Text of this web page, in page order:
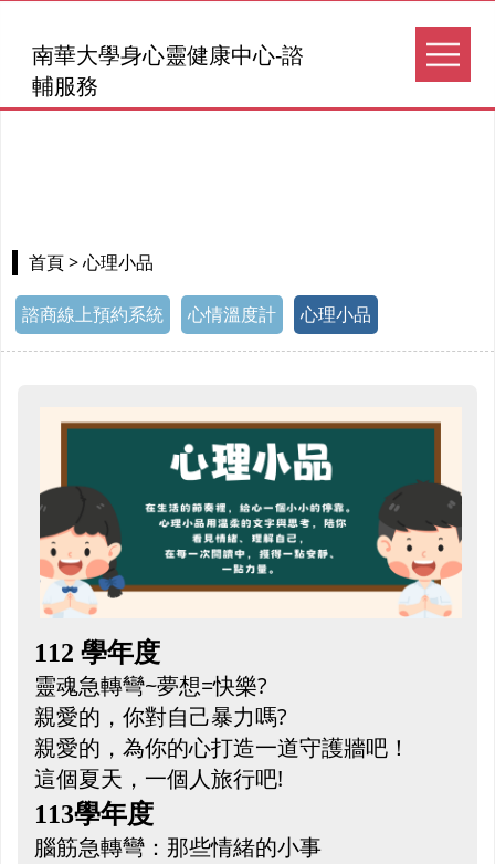
首頁 > 心理小品
諮商線上預約系統 心情溫度計 心理小品
112 學年度
靈魂急轉彎~夢想=快樂?
親愛的，你對自己暴力嗎?
親愛的，為你的心打造一道守護牆吧！
這個夏天，一個人旅行吧!
113學年度
腦筋急轉彎：那些情緒的小事
南華大學身心靈健康中心-諮
輔服務